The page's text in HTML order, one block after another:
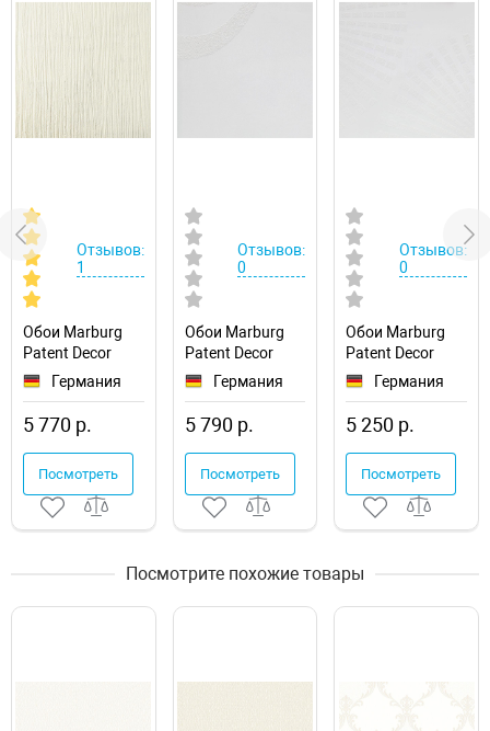
Отзывов:
1
Обои Marburg
Patent Decor
9304Германия
5 770 р.
Посмотреть
Отзывов:
0
Обои Marburg
Patent Decor
9331Германия
5 790 р.
Посмотреть
Отзывов:
0
Обои Marburg
Patent Decor
9330Германия
5 250 р.
Посмотреть
Посмотрите похожие товары